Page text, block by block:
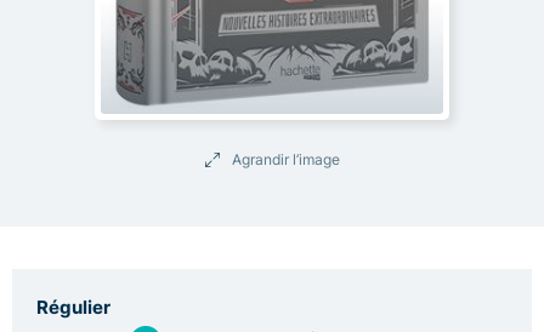
Agrandir l’image
Régulier